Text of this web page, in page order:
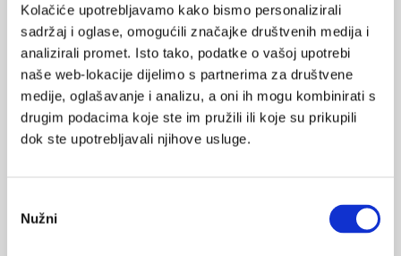
Kolačiće upotrebljavamo kako bismo personalizirali
sadržaj i oglase, omogućili značajke društvenih medija i
analizirali promet. Isto tako, podatke o vašoj upotrebi
naše web-lokacije dijelimo s partnerima za društvene
medije, oglašavanje i analizu, a oni ih mogu kombinirati s
drugim podacima koje ste im pružili ili koje su prikupili
dok ste upotrebljavali njihove usluge.
pristanka
Nužni
Medicus (2/2025)
Muško zdravlje